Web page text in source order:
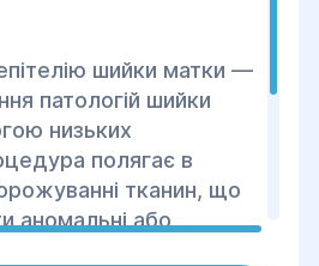
шийки матки —
патологій шийки
низьких
полягає в
тканин, що
аномальні або